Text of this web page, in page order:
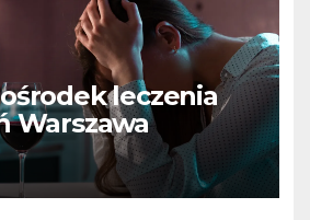
leczenia
Warszawa